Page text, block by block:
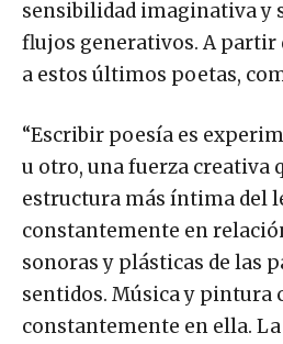
sensibilidad imaginativa y
flujos generativos. A partir
a estos últimos poetas,
“Escribir poesía es
u otro, una fuerza creativa
estructura más íntima del
constantemente en
sonoras y plásticas de las
sentidos. Música y pintura
constantemente en ella.